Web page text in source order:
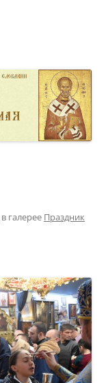
в галерее Праздник